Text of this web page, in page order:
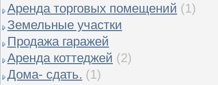
Аренда торговых помещений (1)
Земельные участки
Продажа гаражей
Аренда коттеджей (2)
Дома- сдать. (1)